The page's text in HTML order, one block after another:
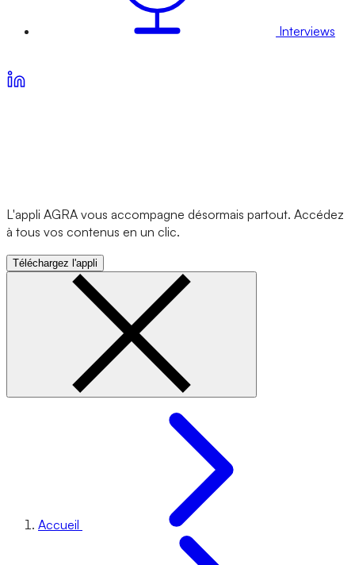
Interviews
L'appli AGRA vous accompagne désormais partout. Accédez
à tous vos contenus en un clic.
Téléchargez l'appli
Accueil